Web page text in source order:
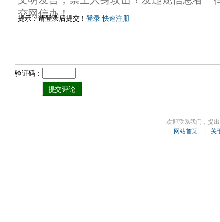
提示：请登录后提交！ 登录 快速注册
验证码：
欢迎联系我们，提
网站首页| 关